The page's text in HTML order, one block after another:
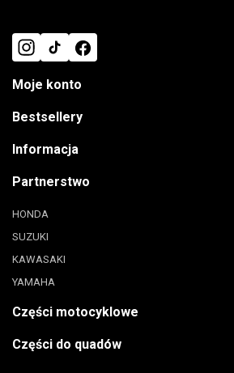
Moje konto
Bestsellery
Informacja
Partnerstwo
HONDA
SUZUKI
KAWASAKI
YAMAHA
Części motocyklowe
Części do quadów